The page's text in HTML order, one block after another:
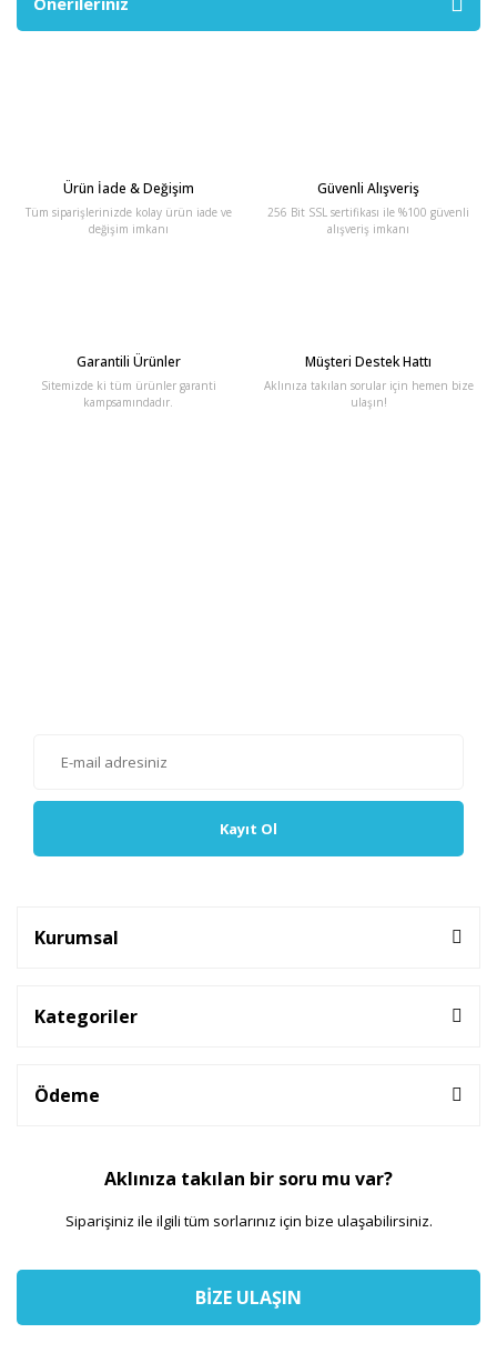
Ürün İade & Değişim
Tüm siparişlerinizde kolay ürün iade ve
değişim imkanı
Güvenli Alışveriş
256 Bit SSL sertifikası ile %100 güvenli
alışveriş imkanı
Garantili Ürünler
Sitemizde ki tüm ürünler garanti
kampsamındadır.
Müşteri Destek Hattı
Aklınıza takılan sorular için hemen bize
ulaşın!
Kayıt Ol
Kurumsal
Kategoriler
Ödeme
Aklınıza takılan bir soru mu var?
Siparişiniz ile ilgili tüm sorlarınız için bize ulaşabilirsiniz.
BİZE ULAŞIN